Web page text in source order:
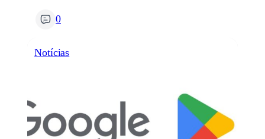
0
Notícias